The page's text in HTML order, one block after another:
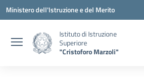
Vai ai contenuti
Vai al menu di navigazione
Vai al footer
Ministero dell'Istruzione e del Merito
Istituto di Istruzione
Superiore
"Cristoforo Marzoli"